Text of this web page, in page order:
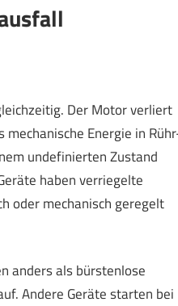
Der Motor verliert
Energie in
undefinierten Zustand
haben verriegelte
oder mechanisch geregelt
anders als bürstenlose
Andere Geräte starten bei